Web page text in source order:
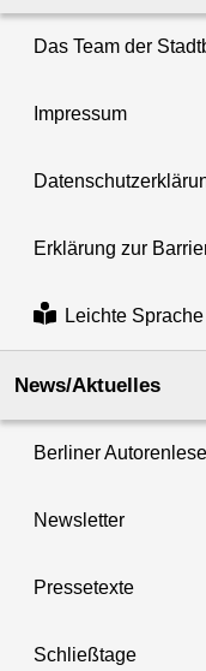
Das Team der
Impressum
Erklärung zur
Leichte Sprache
News/Aktuelles
Berliner
Newsletter
Pressetexte
Schließtage